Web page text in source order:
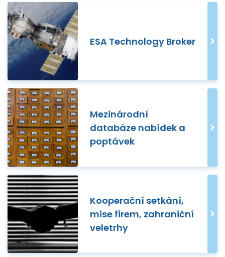
ESA Technology Broker
Mezinárodní
databáze nabídek a
poptávek
Kooperační setkání,
mise firem, zahraniční
veletrhy